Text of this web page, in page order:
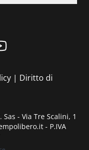
| Diritto di
- Via Tre Scalini, 1
- P.IVA